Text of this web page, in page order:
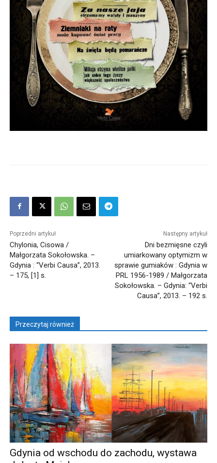
Poprzedni artykuł
Chylonia, Cisowa /
Małgorzata Sokołowska. –
Gdynia : “Verbi Causa”, 2013.
– 175, [1] s.
Następny artykuł
Dni bezmięsne czyli
umiarkowany optymizm w
sprawie gumiaków : Gdynia w
PRL 1956-1989 / Małgorzata
Sokołowska. – Gdynia: “Verbi
Causa”, 2013. – 192 s.
Przeczytaj również
Gdynia od wschodu do zachodu, wystawa